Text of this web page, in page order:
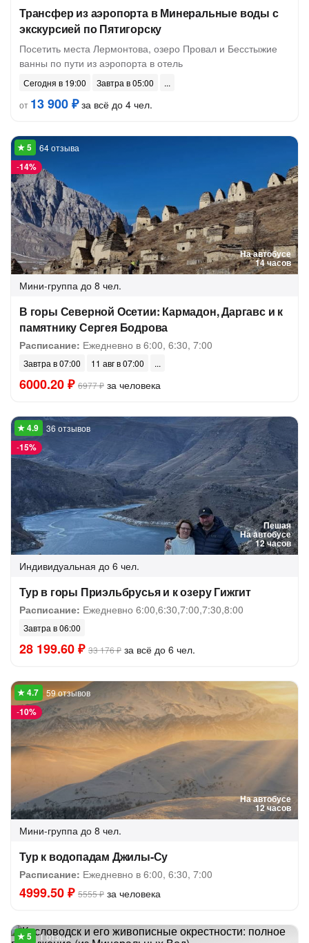
Трансфер из аэропорта в Минеральные воды с
экскурсией по Пятигорску
Посетить места Лермонтова, озеро Провал и Бесстыжие
ванны по пути из аэропорта в отель
Сегодня в 19:00
Завтра в 05:00
от 13 900 ₽за всё до 4 чел.
На автобусе
14 часов
-14%
64 отзыва
Мини-группа до 8 чел.
В горы Северной Осетии: Кармадон, Даргавс и к
памятнику Сергея Бодрова
Расписание: Ежедневно в 6:00, 6:30, 7:00
Завтра в 07:00 11 авг в 07:00
6000.20 ₽ 6977 ₽ за человека
Пешая
На автобусе
12 часов
-15%
36 отзывов
Индивидуальная до 6 чел.
Тур в горы Приэльбрусья и к озеру Гижгит
Расписание: Ежедневно 6:00,6:30,7:00,7:30,8:00
Завтра в 06:00
28 199.60 ₽ 33 176 ₽ за всё до 6 чел.
На автобусе
12 часов
-10%
59 отзывов
Мини-группа до 8 чел.
Тур к водопадам Джилы-Су
Расписание: Ежедневно в 6:00, 6:30, 7:00
4999.50 ₽ 5555 ₽ за человека
1 отзыв